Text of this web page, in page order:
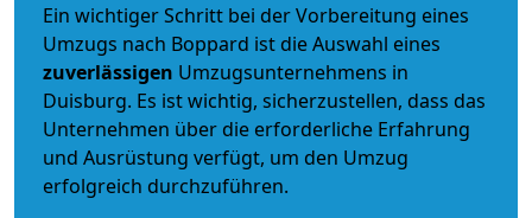
Ein wichtiger Schritt bei der Vorbereitung eines
Umzugs nach Boppard ist die Auswahl eines
zuverlässigen Umzugsunternehmens in
Duisburg. Es ist wichtig, sicherzustellen, dass das
Unternehmen über die erforderliche Erfahrung
und Ausrüstung verfügt, um den Umzug
erfolgreich durchzuführen.